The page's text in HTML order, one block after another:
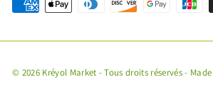
Profitez de l'expédition gratuite de
J'en profite !
© 2026 Kréyol Market - Tous droits réservés -